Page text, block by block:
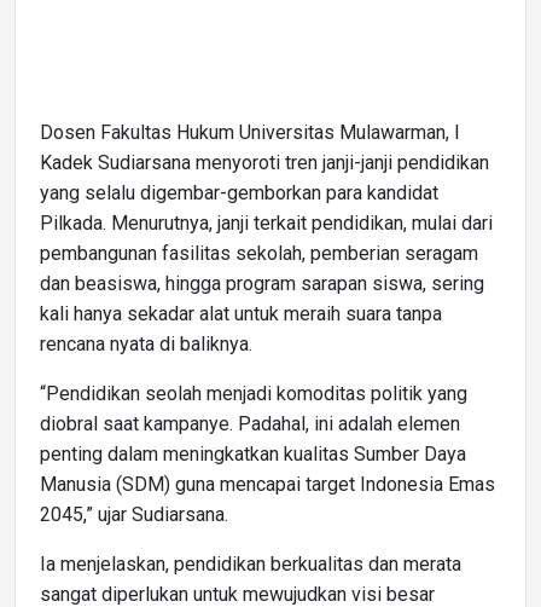
Dosen Fakultas Hukum Universitas Mulawarman, I
Kadek Sudiarsana menyoroti tren janji-janji pendidikan
yang selalu digembar-gemborkan para kandidat
Pilkada. Menurutnya, janji terkait pendidikan, mulai dari
pembangunan fasilitas sekolah, pemberian seragam
dan beasiswa, hingga program sarapan siswa, sering
kali hanya sekadar alat untuk meraih suara tanpa
rencana nyata di baliknya.
“Pendidikan seolah menjadi komoditas politik yang
diobral saat kampanye. Padahal, ini adalah elemen
penting dalam meningkatkan kualitas Sumber Daya
Manusia (SDM) guna mencapai target Indonesia Emas
2045,” ujar Sudiarsana.
Ia menjelaskan, pendidikan berkualitas dan merata
sangat diperlukan untuk mewujudkan visi besar